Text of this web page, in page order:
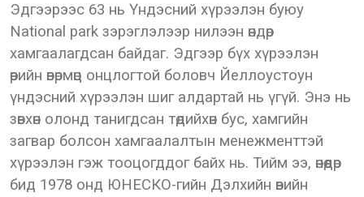
Эдгээрээс 63 нь Үндэсний хүрээлэн буюу
National park зэрэглэлээр нилээн өндөр
хамгаалагдсан байдаг. Эдгээр бүх хүрээлэн
өөрийн өвөрмөц онцлогтой боловч Йеллоустоун
үндэсний хүрээлэн шиг алдартай нь үгүй. Энэ нь
зөвхөн олонд танигдсан төдийхөн бус, хамгийн
загвар болсон хамгаалалтын менежменттэй
хүрээлэн гэж тооцогддог байх нь. Тийм ээ, өнөөдөр
бид 1978 онд ЮНЕСКО-гийн Дэлхийн өвийн